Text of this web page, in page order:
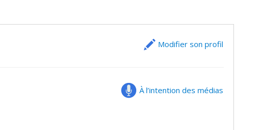
Modifier son profil
À l’intention des médias